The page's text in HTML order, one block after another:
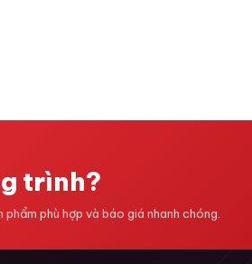
trình?
phù hợp và báo giá nhanh chóng.